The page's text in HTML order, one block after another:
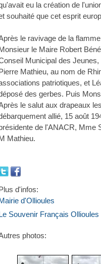
eu la création de
souhaité que cet esprit
le ravivage de la
le Maire Robert
Municipal des
Mathieu, au nom de
patriotiques, et
des gerbes. Puis
le salut aux drapeaux
allié, 15 août
de l'ANACR, Mme
Mathieu.
d'infos:
d'Ollioules
Souvenir Français Ollioules
photos: